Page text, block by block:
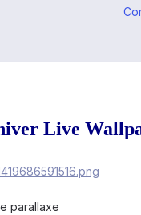
Live
parallaxe